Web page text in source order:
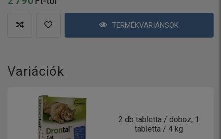
TERMÉKVARIÁNSOK
Variációk
2 db tabletta / doboz; 1
tabletta / 4 kg